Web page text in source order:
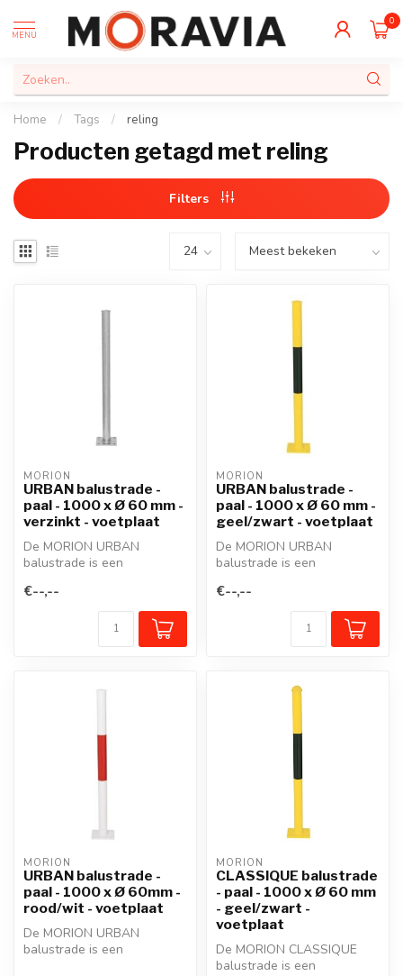
MENU
0
Home / Tags / reling
Producten getagd met reling
Filters
MORION
URBAN balustrade -
paal - 1000 x Ø 60 mm -
verzinkt - voetplaat
De MORION URBAN
balustrade is een
een modulair syste...
€--,--
MORION
URBAN balustrade -
paal - 1000 x Ø 60 mm -
geel/zwart - voetplaat
De MORION URBAN
balustrade is een
een modulair syste...
€--,--
MORION
URBAN balustrade -
paal - 1000 x Ø 60mm -
rood/wit - voetplaat
De MORION URBAN
balustrade is een
MORION
CLASSIQUE balustrade
- paal - 1000 x Ø 60 mm
- geel/zwart -
voetplaat
De MORION CLASSIQUE
balustrade is een